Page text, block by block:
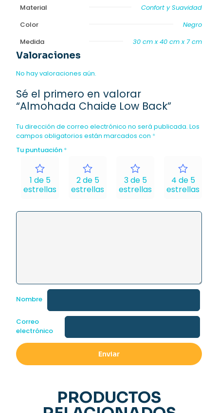
Material
Confort y Suavidad
Color
Negro
Medida
30 cm x 40 cm x 7 cm
Valoraciones
No hay valoraciones aún.
Sé el primero en valorar
“Almohada Chaide Low Back”
Tu dirección de correo electrónico no será publicada. Los
campos obligatorios están marcados con *
Tu puntuación *
1 de 5
estrellas
2 de 5
estrellas
3 de 5
estrellas
4 de 5
estrellas
Nombre
Correo
electrónico
PRODUCTOS